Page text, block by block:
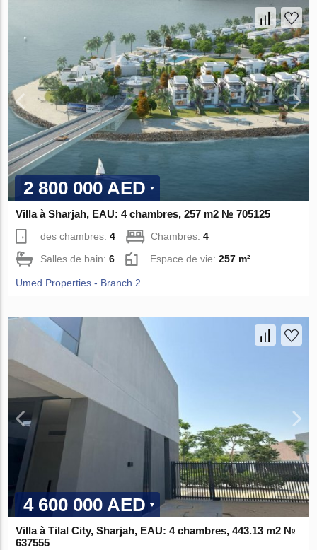
2 800 000 AED
Villa à Sharjah, EAU: 4 chambres, 257 m2 № 705125
des chambres:4 Chambres:4
Salles de bain:6 Espace de vie:257 m²
Umed Properties - Branch 2
4 600 000 AED
Villa à Tilal City, Sharjah, EAU: 4 chambres, 443.13 m2 №
637555